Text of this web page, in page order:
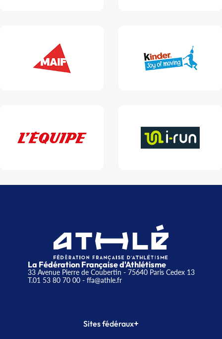
La Fédération Française d'Athlétisme
33 Avenue Pierre de Coubertin - 75640 Paris Cedex 13
T.01 53 80 70 00- ffa@athle.fr
Sites fédéraux+